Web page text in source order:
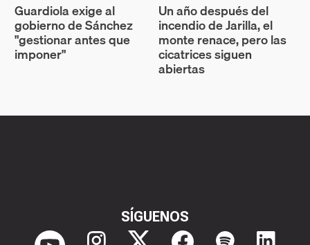
Guardiola exige al
gobierno de Sánchez
"gestionar antes que
imponer"
Un año después del
incendio de Jarilla, el
monte renace, pero las
cicatrices siguen
abiertas
SÍGUENOS